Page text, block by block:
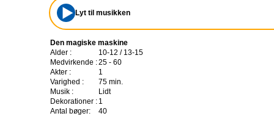
Lyt til musikken
Den magiske maskine
Alder :
10-12 / 13-15
Medvirkende :25 - 60
Akter :
1
Varighed :
75 min.
Musik :
Lidt
Dekorationer : 1
Antal bøger:
40